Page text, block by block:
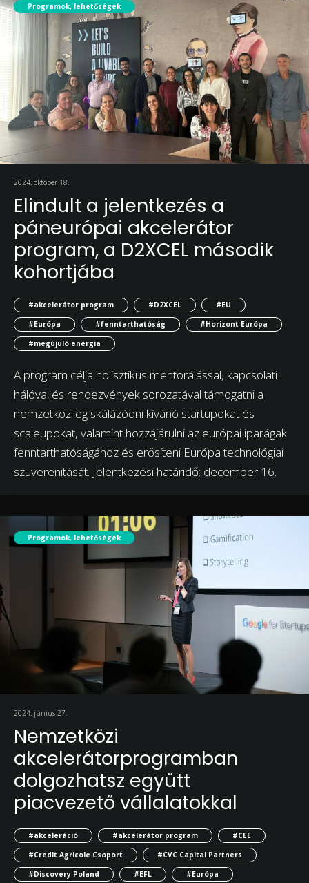
Programok, lehetőségek
2024. október 18.
Elindult a jelentkezés a
páneurópai akcelerátor
program, a D2XCEL második
kohortjába
#akcelerátor program #D2XCEL
#EU
#Európa
#fenntarthatóság
#Horizont Európa
#megújuló energia
A program célja holisztikus mentorálással, kapcsolati
hálóval és rendezvények sorozatával támogatni a
nemzetközileg skálázódni kívánó startupokat és
scaleupokat, valamint hozzájárulni az európai iparágak
fenntarthatóságához és erősíteni Európa technológiai
szuverenitását. Jelentkezési határidő: december 16.
Programok, lehetőségek
2024. június 27.
Nemzetközi
akcelerátorprogramban
dolgozhatsz együtt
piacvezető vállalatokkal
#akceleráció #akcelerátor program
#CEE
#Credit Agricole Csoport
#CVC Capital Partners
#Discovery Poland
#EFL #Európa